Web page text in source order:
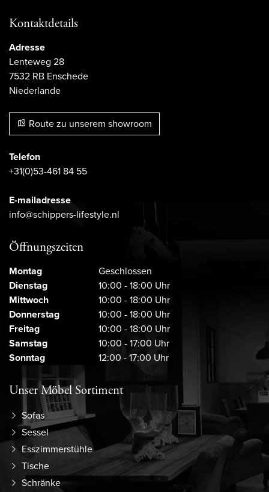
Kontaktdetails
Adresse
Lenteweg 28
7532 RB Enschede
Niederlande
Route zu unserem showroom
Telefon
+31(0)53-461 84 55
E-mailadresse
info@schippers-lifestyle.nl
Öffnungszeiten
Montag
Geschlossen
Dienstag
10:00 - 18:00 Uhr
Mittwoch
10:00 - 18:00 Uhr
Donnerstag
10:00 - 18:00 Uhr
Freitag
10:00 - 18:00 Uhr
Samstag
10:00 - 17:00 Uhr
Sonntag
12:00 - 17:00 Uhr
Unser Möbel Sortiment
Sofas
Sessel
Esszimmerstühle
Tische
Schränke